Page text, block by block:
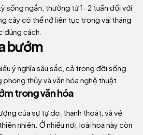
sống ngắn, thường từ 1-2 tuần đối với
cây có thể nở liên tục trong vài tháng
đúng cách.
bướm
ý nghĩa sâu sắc, cả trong đời sống
phong thủy và văn hóa nghệ thuật.
trong văn hóa
của sự tự do, thanh thoát, và vẻ
nhiên. Ở nhiều nơi, loài hoa này còn